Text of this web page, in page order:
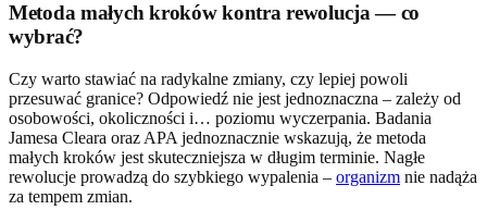
Metoda małych kroków kontra rewolucja — co
wybrać?
Czy warto stawiać na radykalne zmiany, czy lepiej powoli
przesuwać granice? Odpowiedź nie jest jednoznaczna – zależy od
osobowości, okoliczności i… poziomu wyczerpania. Badania
Jamesa Cleara oraz APA jednoznacznie wskazują, że metoda
małych kroków jest skuteczniejsza w długim terminie. Nagłe
rewolucje prowadzą do szybkiego wypalenia – organizm nie nadąża
za tempem zmian.